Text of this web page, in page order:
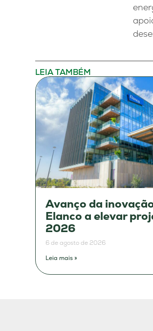
LEIA TAMBÉM
Avanço da
Elanco a elevar
2026
6 de agosto de 2026
Leia mais »